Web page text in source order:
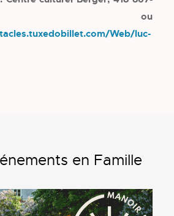
ou
Web/luc-
en Famille